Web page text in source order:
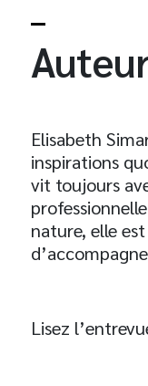
Elisabeth
inspirations
vit toujours
nature, elle
Lisez